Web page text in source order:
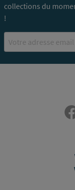
collections du
!
Email